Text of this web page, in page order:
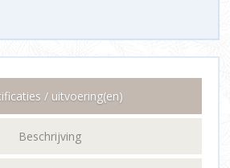
/ uitvoering(en)
Beschrijving